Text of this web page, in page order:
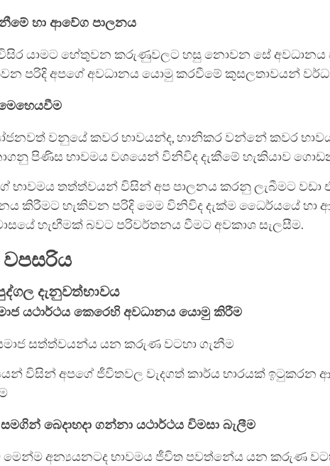
හා ආවේග පාලනය
යාමට හේතුවන කරුණුවලට හසු නොවන සේ අවධානය
පරිදි අපගේ අවධානය යොමු කරවීමේ කුසලතාවයන්
වනුයේ කවර භාවයන්ද, හානිකර වන්නේ කවර
පිණිස භාවමය වශයෙන් විනිවිද දැකීමේ හැකියාව
භාවමය තත්ත්වයන් විසින් අප පාලනය කරනු ලැබීමට වඩා
කිරීමට හැකිවන පරිදි මෙම විනිවිද දැක්ම ධෛර්යයේ හා
හැඟීමක් බවට පරිවර්තනය වීමට අවකාශ සැලසීම.
වපසරිය
දැනුවත්භාවය
යථාර්ථය කෙරෙහි අවධානය යොමු කිරීම
සත්ත්වයන්ය යන කරුණ වටහා ගැනීම
විසින් අපගේ ජීවිතවල වැදගත් කාර්ය භාරයක් ඉටුකරන
බෙදාහදා ගන්නා යථාර්ථය විමසා බැලීම
මෙන්ම අන්‍යයනටද භාවමය ජීවිත පවත්නේය යන කරුණ